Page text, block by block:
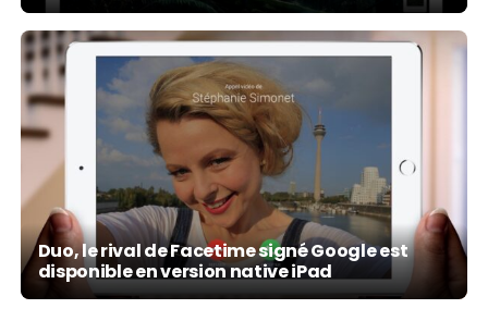
Duo, le rival de Facetime signé Google est
disponible en version native iPad